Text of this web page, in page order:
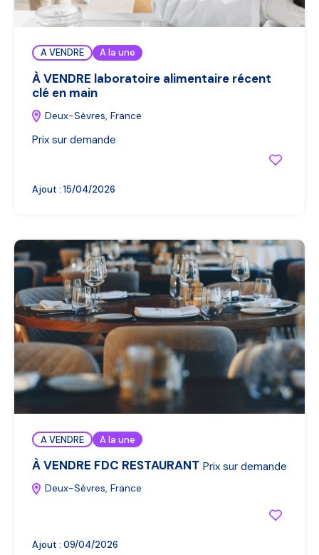
A VENDRE A la une
À VENDRE laboratoire alimentaire récent
clé en main
Deux-Sèvres, France
Prix sur demande
Ajout : 15/04/2026
A VENDRE A la une
À VENDRE FDC RESTAURANT
Deux-Sèvres, France
Prix sur demande
Ajout : 09/04/2026